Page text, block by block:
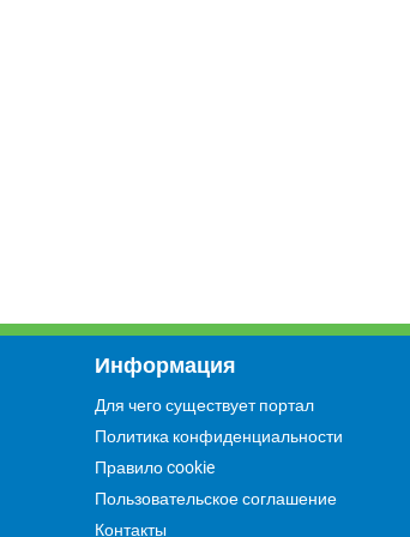
Если Вас заинтересовала наша
организации, напиши нам.
Мы с Вами свяжемся.
Информация
Для чего существует портал
Политика конфиденциальности
Правило cookie
Пользовательское соглашение
Контакты